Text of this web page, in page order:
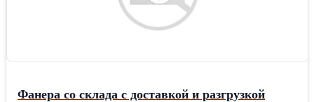
наше ещё одно объявление по номеру телефона.
____________________________________________________
Вид пиломатериала: Обрезной Порода дерева: Сосна Сорт
Фанера со склада с доставкой и разгрузкой